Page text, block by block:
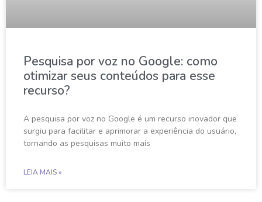
Pesquisa por voz no Google: como
otimizar seus conteúdos para esse
recurso?
A pesquisa por voz no Google é um recurso inovador que
surgiu para facilitar e aprimorar a experiência do usuário,
tornando as pesquisas muito mais
LEIA MAIS »